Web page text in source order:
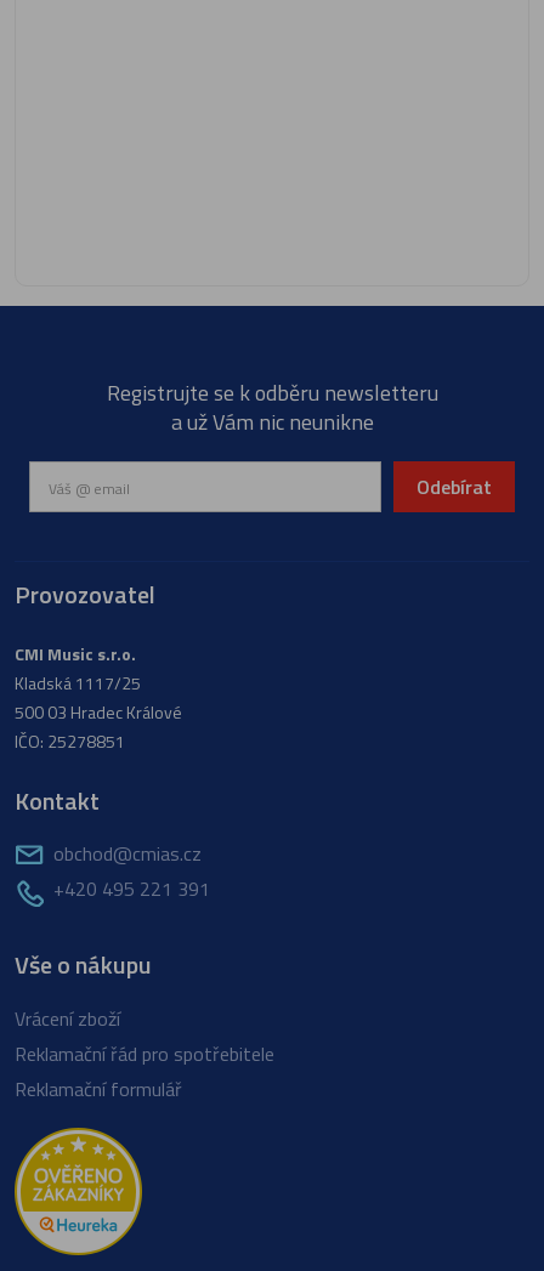
Registrujte se k odběru newsletteru
a už Vám nic neunikne
Odebírat
Provozovatel
CMI Music s.r.o.
Kladská 1117/25
500 03 Hradec Králové
IČO: 25278851
Kontakt
obchod@cmias.cz
+420 495 221 391
Vše o nákupu
Vrácení zboží
Reklamační řád pro spotřebitele
Reklamační formulář